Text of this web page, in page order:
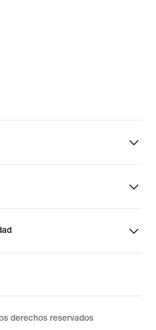
derechos reservados